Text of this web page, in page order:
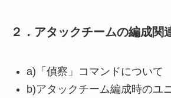
２．アタックチームの編成関
a)「偵察」コマンドについて
b)アタックチーム編成時のユ